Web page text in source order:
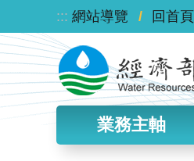
跳到主要內容區塊
::: 網站導覽 回首頁
業務主軸